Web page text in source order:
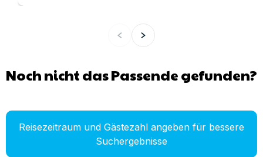
Noch nicht das Passende gefunden?
Reisezeitraum und Gästezahl angeben für bessere
Suchergebnisse